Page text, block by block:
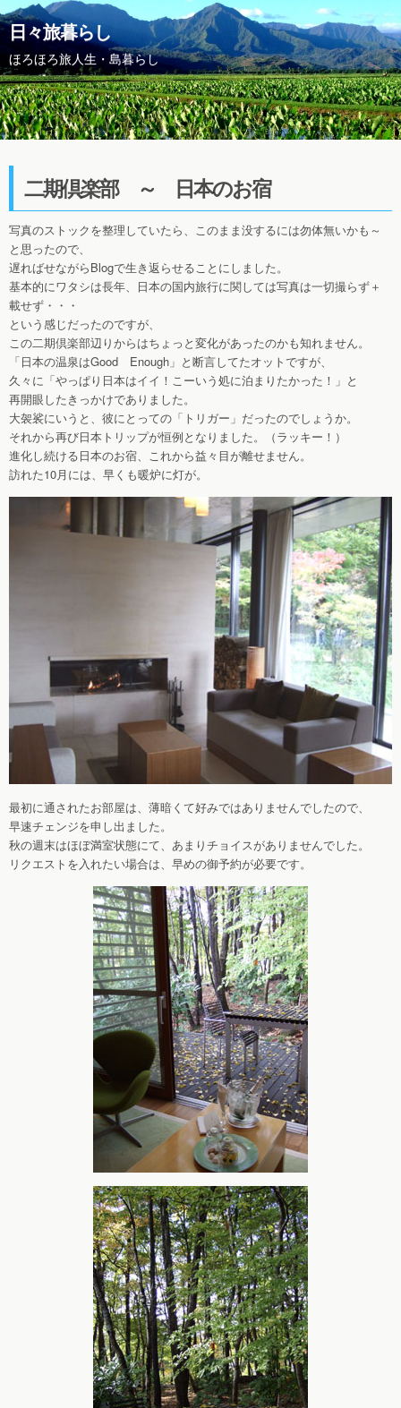
日々旅暮らし
ほろほろ旅人生・島暮らし
二期倶楽部 ～ 日本のお宿
写真のストックを整理していたら、このまま没するには勿体無いかも～
と思ったので、
遅ればせながらBlogで生き返らせることにしました。
基本的にワタシは長年、日本の国内旅行に関しては写真は一切撮らず＋
載せず・・・
という感じだったのですが、
この二期倶楽部辺りからはちょっと変化があったのかも知れません。
「日本の温泉はGood Enough」と断言してたオットですが、
久々に「やっぱり日本はイイ！こーいう処に泊まりたかった！」と
再開眼したきっかけでありました。
大袈裟にいうと、彼にとっての「トリガー」だったのでしょうか。
それから再び日本トリップが恒例となりました。（ラッキー！）
進化し続ける日本のお宿、これから益々目が離せません。
訪れた10月には、早くも暖炉に灯が。
最初に通されたお部屋は、薄暗くて好みではありませんでしたので、
早速チェンジを申し出ました。
秋の週末はほぼ満室状態にて、あまりチョイスがありませんでした。
リクエストを入れたい場合は、早めの御予約が必要です。